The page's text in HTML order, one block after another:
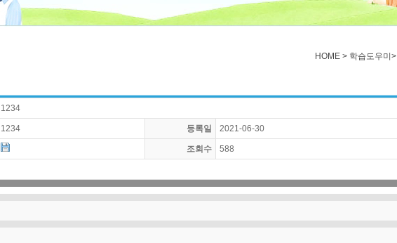
HOME > 학습도우미>